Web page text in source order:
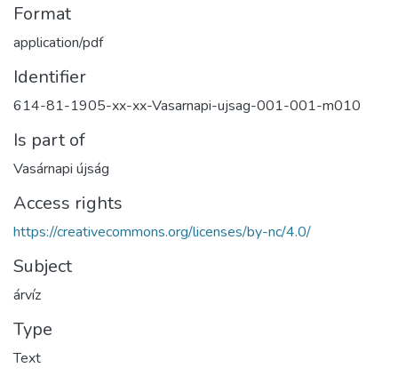
Format
application/pdf
Identifier
614-81-1905-xx-xx-Vasarnapi-ujsag-001-001-m010
Is part of
Vasárnapi újság
Access rights
https://creativecommons.org/licenses/by-nc/4.0/
Subject
árvíz
Type
Text